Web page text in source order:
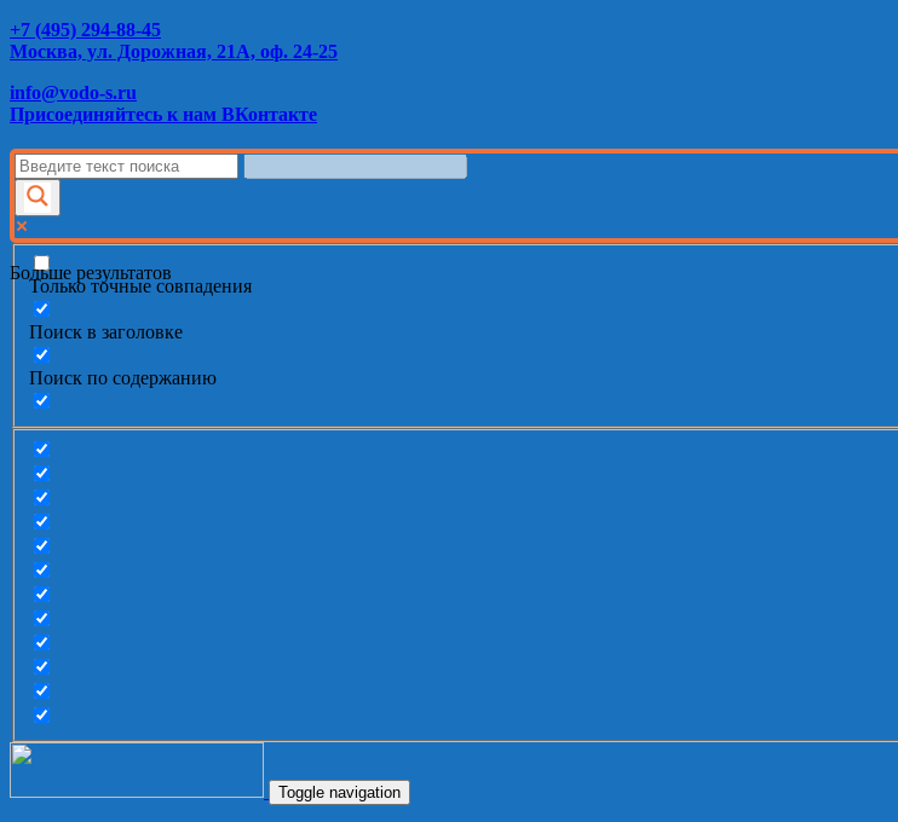
+7 (495) 294-88-45
Москва, ул. Дорожная, 21А, оф. 24-25
info@vodo-s.ru
Присоединяйтесь к нам ВКонтакте
Больше результатов
Только точные совпадения
Поиск в заголовке
Поиск по содержанию
Toggle navigation